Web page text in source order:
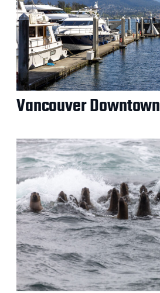
Vancouver Downtown